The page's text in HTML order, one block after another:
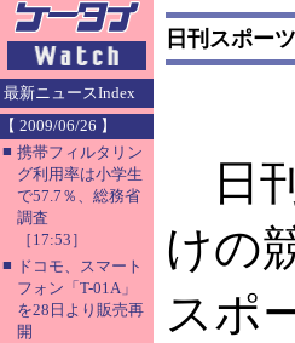
最新ニュースIndex
【 2009/06/26 】
■ 携帯フィルタリン
グ利用率は小学生
で57.7％、総務省
調査
［17:53］
■ ドコモ、スマート
フォン「T-01A」
を28日より販売再
開
日刊スポー
日
けの
スポ